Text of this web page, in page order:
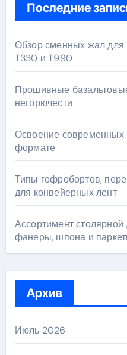
Последние
Обзор сменных жал для
T330 и T990
Прошивные
негорючести
Освоение
формате
Типы гофробортов,
для конвейерных лент
Ассортимент
фанеры, шпона и
Архив
Июль 2026